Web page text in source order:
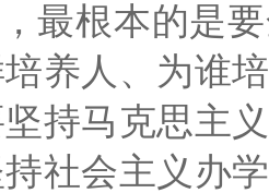
最根本的是
养人、为谁
持马克思主
社会主义办